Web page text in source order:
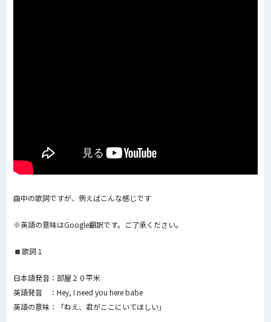
曲中の歌詞ですが、例えばこんな感じです
※英語の意味はGoogle翻訳です。ご了承ください。
歌詞１
日本語発音：部屋２０平米
英語発音 ：Hey, I need you here babe
英語の意味：「ねえ、君がここにいてほしい」